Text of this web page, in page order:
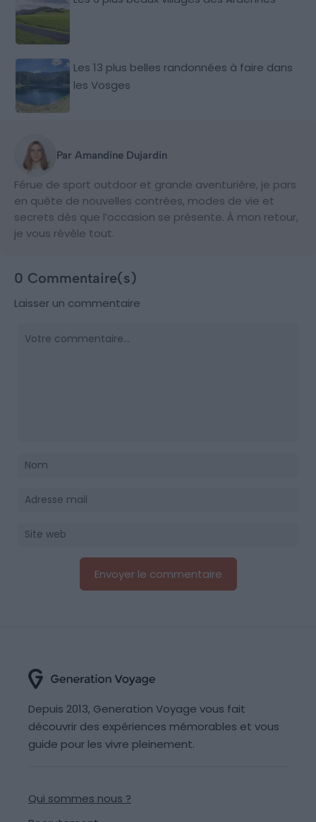
Les 13 plus belles randonnées à faire dans
les Vosges
Par Amandine Dujardin
Férue de sport outdoor et grande aventurière, je pars
en quête de nouvelles contrées, modes de vie et
secrets dès que l’occasion se présente. À mon retour,
je vous révèle tout.
0 Commentaire(s)
Laisser un commentaire
Depuis 2013, Generation Voyage vous fait
découvrir des expériences mémorables et vous
guide pour les vivre pleinement.
Qui sommes nous ?